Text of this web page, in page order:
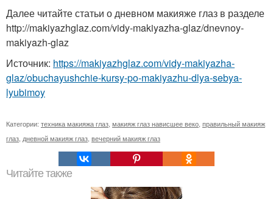
Далее читайте статьи о дневном макияже глаз в разделе
http://makiyazhglaz.com/vidy-makiyazha-glaz/dnevnoy-
makiyazh-glaz
Источник: https://makiyazhglaz.com/vidy-makiyazha-
glaz/obuchayushchie-kursy-po-makiyazhu-dlya-sebya-
lyubimoy
Категории: техника макияжа глаз макияж глаз нависшее веко правильный макияж
глаз дневной макияж глаз вечерний макияж глаз
Читайте также